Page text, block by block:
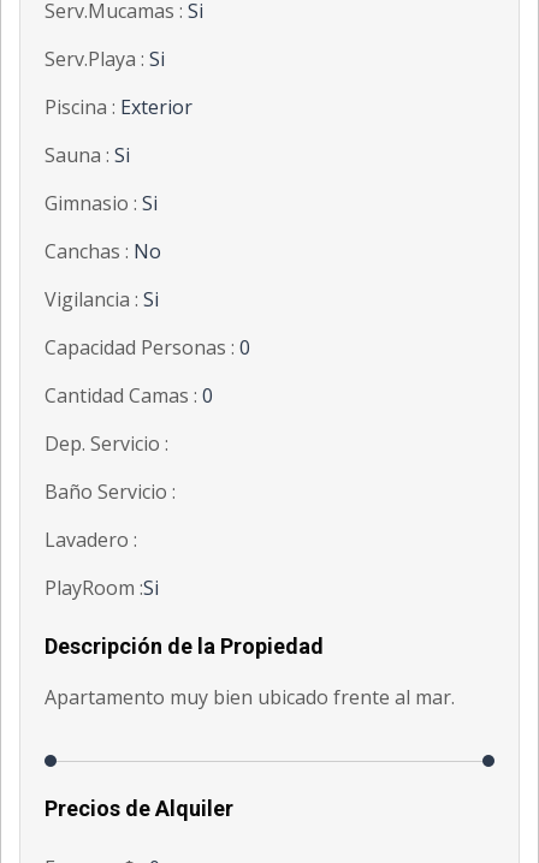
Serv.Mucamas : Si
Serv.Playa : Si
Piscina : Exterior
Sauna : Si
Gimnasio : Si
Canchas : No
Vigilancia : Si
Capacidad Personas : 0
Cantidad Camas : 0
Dep. Servicio :
Baño Servicio :
Lavadero :
PlayRoom :Si
Descripción de la Propiedad
Apartamento muy bien ubicado frente al mar.
Precios de Alquiler